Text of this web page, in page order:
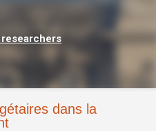
dans la